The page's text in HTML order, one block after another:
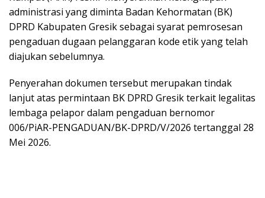
administrasi yang diminta Badan Kehormatan (BK)
DPRD Kabupaten Gresik sebagai syarat pemrosesan
pengaduan dugaan pelanggaran kode etik yang telah
diajukan sebelumnya.
Penyerahan dokumen tersebut merupakan tindak
lanjut atas permintaan BK DPRD Gresik terkait legalitas
lembaga pelapor dalam pengaduan bernomor
006/PiAR-PENGADUAN/BK-DPRD/V/2026 tertanggal 28
Mei 2026.